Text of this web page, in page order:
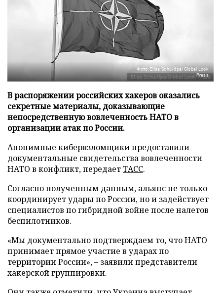
Фото: Elisa Schu/dpa/Global Look
Press
В распоряжении российских хакеров оказались
секретные материалы, доказывающие
непосредственную вовлеченность НАТО в
организации атак по России.
Анонимные кибервзломщики предоставили
документальные свидетельства вовлеченности
НАТО в конфликт, передаетТАСС.
Согласно полученным данным, альянс не только
координирует удары по России, но и задействует
специалистов по гибридной войне после налетов
беспилотников.
«Мы документально подтверждаем то, что НАТО
принимает прямое участие в ударах по
территории России», – заявили представители
хакерской группировки.